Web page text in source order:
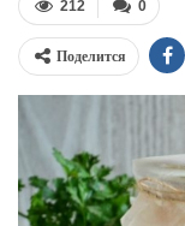
0
212
Поделится